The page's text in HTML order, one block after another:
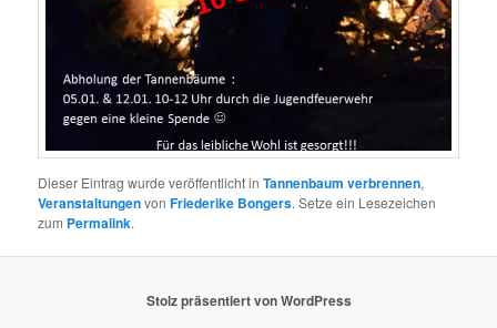
Dieser Eintrag wurde veröffentlicht inTannenbaum verbrennen,
VeranstaltungenvonFriederike Bongers. Setze ein Lesezeichen
zum Permalink.
Stolz präsentiert von WordPress